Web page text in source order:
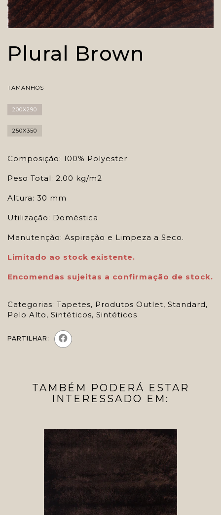
Plural Brown
TAMANHOS
200X290
250X350
Composição: 100% Polyester
Peso Total: 2.00 kg/m2
Altura: 30 mm
Utilização: Doméstica
Manutenção: Aspiração e Limpeza a Seco.
Limitado ao stock existente.
Encomendas sujeitas a confirmação de stock.
Categorias: Tapetes, Produtos Outlet, Standard,
Pelo Alto, Sintéticos, Sintéticos
PARTILHAR:
TAMBÉM PODERÁ ESTAR
INTERESSADO EM: